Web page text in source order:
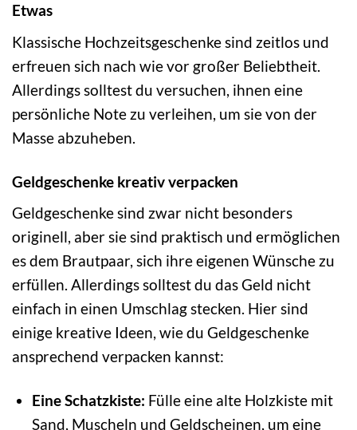
Etwas
Klassische Hochzeitsgeschenke sind zeitlos und
erfreuen sich nach wie vor großer Beliebtheit.
Allerdings solltest du versuchen, ihnen eine
persönliche Note zu verleihen, um sie von der
Masse abzuheben.
Geldgeschenke kreativ verpacken
Geldgeschenke sind zwar nicht besonders
originell, aber sie sind praktisch und ermöglichen
es dem Brautpaar, sich ihre eigenen Wünsche zu
erfüllen. Allerdings solltest du das Geld nicht
einfach in einen Umschlag stecken. Hier sind
einige kreative Ideen, wie du Geldgeschenke
ansprechend verpacken kannst:
Eine Schatzkiste: Fülle eine alte Holzkiste mit
Sand, Muscheln und Geldscheinen, um eine